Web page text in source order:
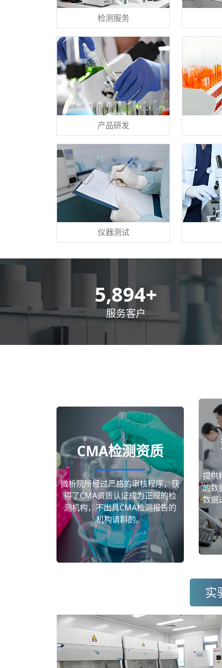
检测服务
产品研发
仪器测试
8,500+
服务客户
CMA检测资质
微析院所经过严格的审核程序，获
得了CMA资质认证成为正规的检
测机构，不出具CMA检测报告的
机构请斟酌。
提供
的数
数据
实